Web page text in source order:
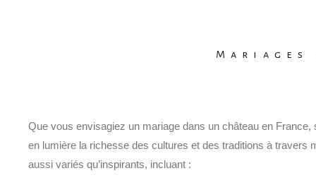
Que vous envisagiez un mariage dans un château en
en lumière la richesse des cultures et des traditions à travers
aussi variés qu’inspirants, incluant :